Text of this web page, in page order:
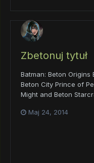
Zbetonuj tytuł
Batman: Beton Origins
Beton City Prince of
Might and Beton
Maj 24, 2014